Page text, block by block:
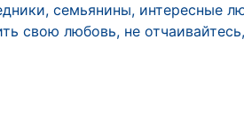
семьянины, интересные
свою любовь, не